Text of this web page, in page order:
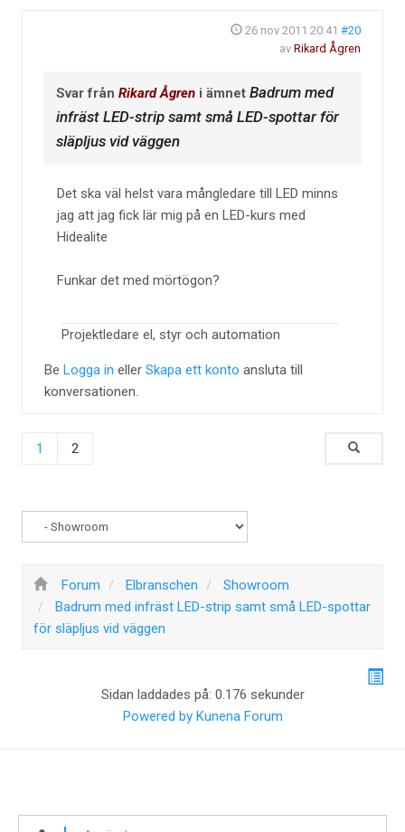
26 nov 2011 20:41 #20
av Rikard Ågren
Svar från Rikard Ågren i ämnet Badrum med
infräst LED-strip samt små LED-spottar för
släpljus vid väggen
Det ska väl helst vara mångledare till LED minns
jag att jag fick lär mig på en LED-kurs med
Hidealite
Funkar det med mörtögon?
Projektledare el, styr och automation
Be Logga in eller Skapa ett konto ansluta till
konversationen.
1 2
Forum Elbranschen
Showroom
Badrum med infräst LED-strip samt små LED-spottar
för släpljus vid väggen
Sidan laddades på: 0.176 sekunder
Powered by Kunena Forum